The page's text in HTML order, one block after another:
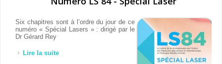
Six chapitres sont à l’ordre du jour de ce
numéro « Spécial Lasers » : dirigé par le
Dr Gérard Rey
Lire la suite de Numéro LS 84 - Spécial Laser